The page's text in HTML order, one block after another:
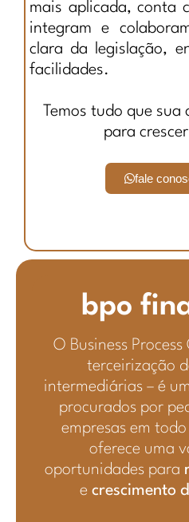
mais aplicada, conta
integram e
clara da legislação,
facilidades.
Temos tudo que
para
fale
bpo
O Business
terceirização
intermediárias – é
procurados por
empresas em
oferece uma
oportunidades para
e crescimento